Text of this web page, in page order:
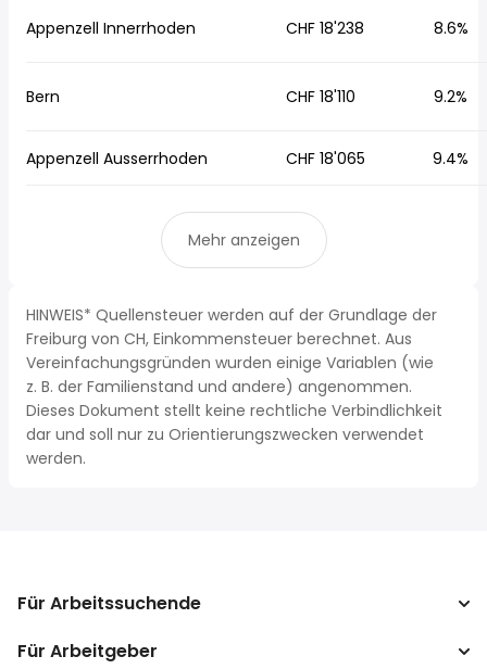
Appenzell Innerrhoden CHF 18'238 8.6%
Bern CHF 18'110 9.2%
Appenzell Ausserrhoden CHF 18'065 9.4%
Mehr anzeigen
HINWEIS* Quellensteuer werden auf der Grundlage der
Freiburg von CH, Einkommensteuer berechnet. Aus
Vereinfachungsgründen wurden einige Variablen (wie
z. B. der Familienstand und andere) angenommen.
Dieses Dokument stellt keine rechtliche Verbindlichkeit
dar und soll nur zu Orientierungszwecken verwendet
werden.
Für Arbeitssuchende
Jobs suchen
Für Arbeitgeber